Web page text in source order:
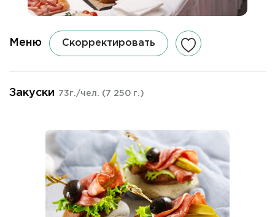
Меню Скорректировать
Закуски 73г./чел. (7 250 г.)